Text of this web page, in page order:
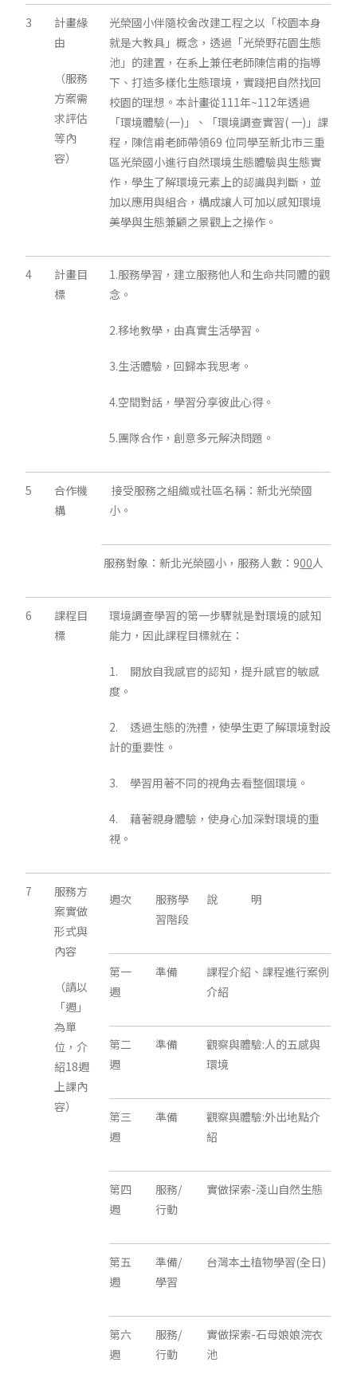
3
計畫緣
由
（服務
方案需
求評估
等內
容）
光榮國小伴隨校舍改建工程之以「校園本身
就是大教具」概念，透過「光榮野花園生態
池」的建置，在系上兼任老師陳信甫的指導
下、打造多樣化生態環境，實踐把自然找回
校園的理想。本計畫從111年~112年透過
「環境體驗(一)」、「環境調查實習( 一)」課
程，陳信甫老師帶領69 位同學至新北市三重
區光榮國小進行自然環境生態體驗與生態實
作，學生了解環境元素上的認識與判斷，並
加以應用與組合，構成讓人可加以感知環境
美學與生態兼顧之景觀上之操作。
4
計畫目
標
1.服務學習，建立服務他人和生命共同體的觀
念。
2.移地教學，由真實生活學習。
3.生活體驗，回歸本我思考。
4.空間對話，學習分享彼此心得。
5.團隊合作，創意多元解決問題。
5
合作機
構
接受服務之組織或社區名稱：新北光榮國
小。
服務對象：新北光榮國小，服務人數：900人
6
課程目
標
環境調查學習的第一步驟就是對環境的感知
能力，因此課程目標就在：
1. 開放自我感官的認知，提升感官的敏感
度。
2. 透過生態的洗禮，使學生更了解環境對設
計的重要性。
3. 學習用著不同的視角去看整個環境。
4. 藉著親身體驗，使身心加深對環境的重
視。
7
服務方
案實做
形式與
內容
（請以
「週」
為單
位，介
紹18週
上課內
容）
週次
服務學
習階段
說 明
第一
週
準備
課程介紹、課程進行案例
介紹
第二
週
準備
觀察與體驗:人的五感與
環境
第三
週
準備
觀察與體驗:外出地點介
紹
第四
週
服務/
行動
實做探索-淺山自然生態
第五
週
準備/
學習
台灣本土植物學習(全日)
第六
週
服務/
行動
實做探索-石母娘娘浣衣
池